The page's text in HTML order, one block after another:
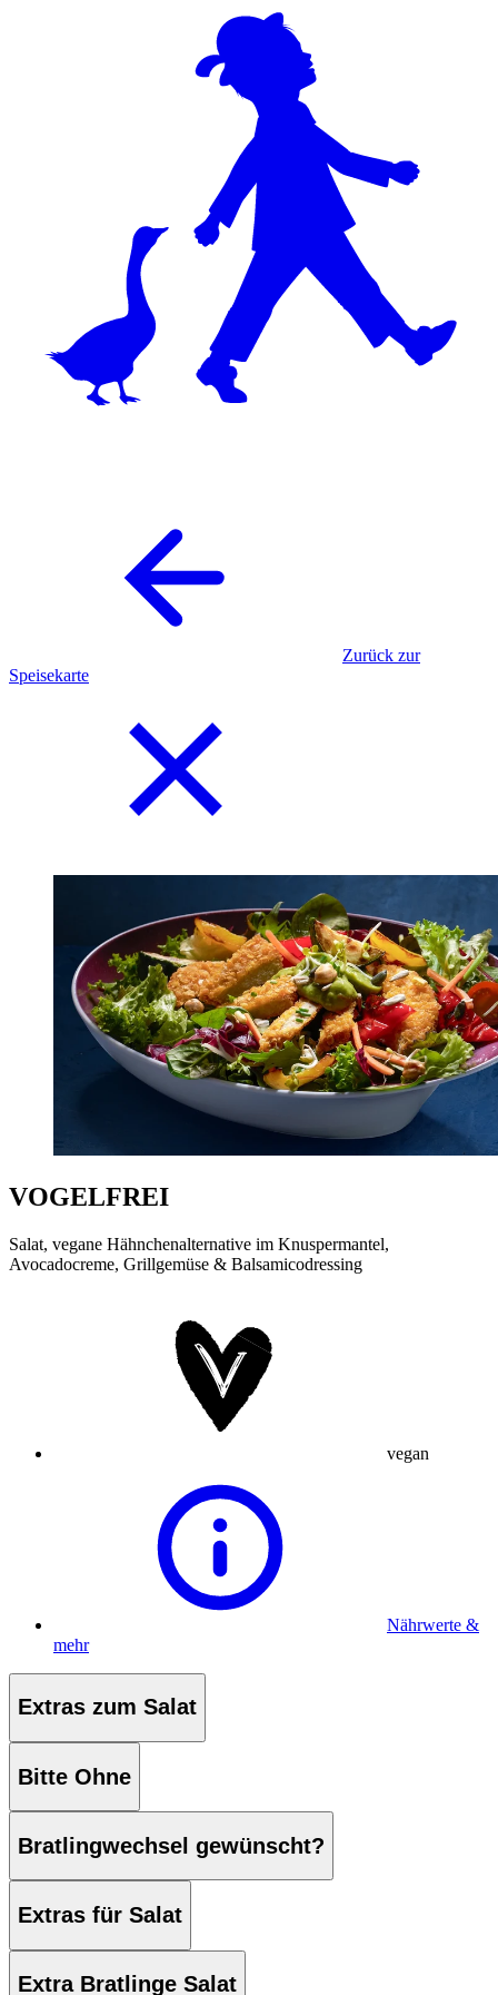
Zurück zur
Speisekarte
VOGELFREI
Salat, vegane Hähnchenalternative im Knuspermantel,
Avocadocreme, Grillgemüse & Balsamicodressing
vegan
Nährwerte &
mehr
Extras zum Salat
Bitte Ohne
Bratlingwechsel gewünscht?
Extras für Salat
Extra Bratlinge Salat